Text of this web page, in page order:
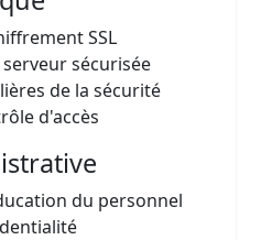
SSL
sécurisée
de la sécurité
d'accès
du personnel